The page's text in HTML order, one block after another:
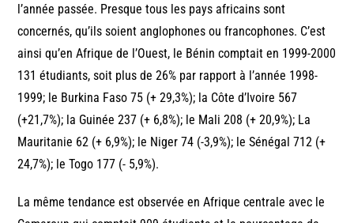
l’année passée. Presque tous les pays africains sont
concernés, qu’ils soient anglophones ou francophones. C’est
ainsi qu’en Afrique de l’Ouest, le Bénin comptait en 1999-2000
131 étudiants, soit plus de 26% par rapport à l’année 1998-
1999; le Burkina Faso 75 (+ 29,3%); la Côte d’Ivoire 567
(+21,7%); la Guinée 237 (+ 6,8%); le Mali 208 (+ 20,9%); La
Mauritanie 62 (+ 6,9%); le Niger 74 (-3,9%); le Sénégal 712 (+
24,7%); le Togo 177 (- 5,9%).
La même tendance est observée en Afrique centrale avec le